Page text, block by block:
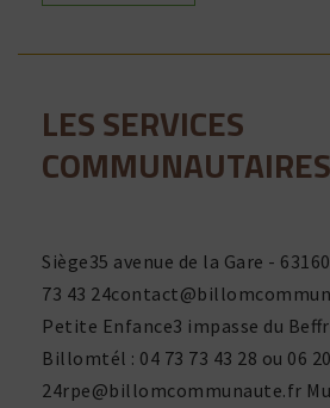
LES SERVICES
COMMUNAUTAIRES
Siège35 avenue de la Gare -
73 43
Petite Enfance3 impasse du
Billomtél : 04 73 73 43 28 ou 06
24rpe@billomcommunaute.fr